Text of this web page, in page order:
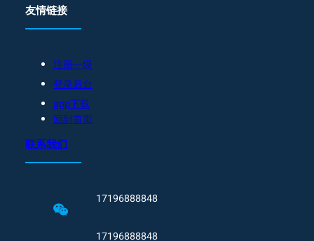
友情链接
注册一级
登录后台
app下载
回到首页
联系我们
17196888848
17196888848